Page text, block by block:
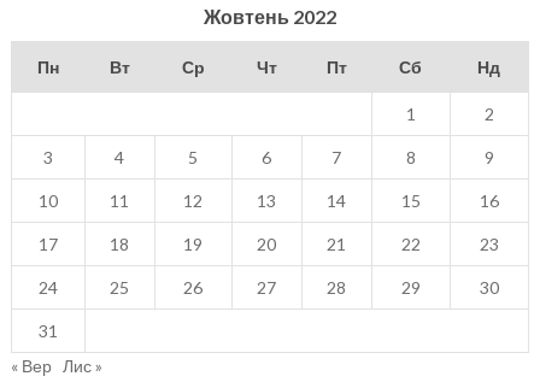
Жовтень 2022
Пн Вт Ср Чт Пт Сб Нд
1 2
3 4 5 6 7 8 9
10 11 12 13 14 15 16
17 18 19 20 21 22 23
24 25 26 27 28 29 30
31
« Вер Лис »